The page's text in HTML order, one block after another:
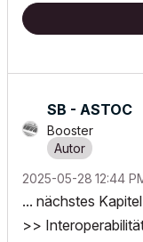
SB - ASTOC
Booster
‎2025-05-28 12:44
... nächstes
>>